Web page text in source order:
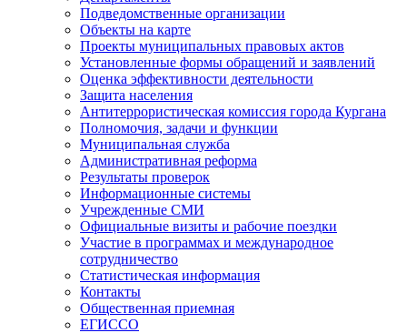
Подведомственные организации
Объекты на карте
Проекты муниципальных правовых актов
Установленные формы обращений и заявлений
Оценка эффективности деятельности
Защита населения
Антитеррористическая комиссия города Кургана
Полномочия, задачи и функции
Муниципальная служба
Административная реформа
Результаты проверок
Информационные системы
Учрежденные СМИ
Официальные визиты и рабочие поездки
Участие в программах и международное
сотрудничество
Статистическая информация
Контакты
Общественная приемная
ЕГИССО